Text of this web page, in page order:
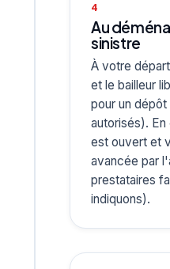
4
Au
sinistre
À votre
et le bailleur
pour un dépôt
autorisés).
est ouvert et
avancée par
prestataires
indiquons).